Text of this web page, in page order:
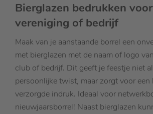
Bierglazen bedrukken
vereniging of bedrijf
Maak van je aanstaande borrel een
met bierglazen met de naam of logo
club of bedrijf. Dit geeft je feestje niet
persoonlijke twist, maar zorgt voor een
verzorgde indruk. Ideaal voor
nieuwjaarsborrel! Naast bierglazen